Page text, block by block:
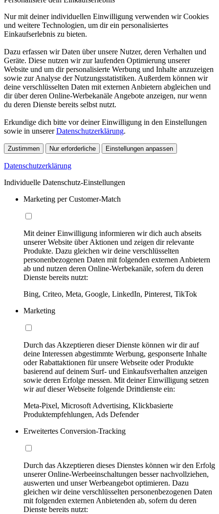
Nur mit deiner individuellen Einwilligung verwenden wir Cookies
und weitere Technologien, um dir ein personalisiertes
Einkaufserlebnis zu bieten.
Dazu erfassen wir Daten über unsere Nutzer, deren Verhalten und
Geräte. Diese nutzen wir zur laufenden Optimierung unserer
Website und um dir personalisierte Werbung und Inhalte anzuzeigen
sowie zur Analyse der Nutzungsstatistiken. Außerdem können wir
deine verschlüsselten Daten mit externen Anbietern abgleichen und
dir über deren Online-Werbekanäle Angebote anzeigen, nur wenn
du deren Dienste bereits selbst nutzt.
Erkundige dich bitte vor deiner Einwilligung in den Einstellungen
sowie in unsererDatenschutzerklärung.
Zustimmen Nur erforderliche Einstellungen anpassen
Datenschutzerklärung
Individuelle Datenschutz-Einstellungen
Marketing per Customer-Match
Mit deiner Einwilligung informieren wir dich auch abseits
unserer Website über Aktionen und zeigen dir relevante
Produkte. Dazu gleichen wir deine verschlüsselten
personenbezogenen Daten mit folgenden externen Anbietern
ab und nutzen deren Online-Werbekanäle, sofern du deren
Dienste bereits nutzt:
Bing, Criteo, Meta, Google, LinkedIn, Pinterest, TikTok
Marketing
Durch das Akzeptieren dieser Dienste können wir dir auf
deine Interessen abgestimmte Werbung, gesponserte Inhalte
oder Rabattaktionen für unsere Webseite oder Produkte
basierend auf deinem Surf- und Einkaufsverhalten anzeigen
sowie deren Erfolge messen. Mit deiner Einwilligung setzen
wir auf dieser Webseite folgende Drittdienste ein:
Meta-Pixel, Microsoft Advertising, Klickbasierte
Produktempfehlungen, Ads Defender
Erweitertes Conversion-Tracking
Durch das Akzeptieren dieses Dienstes können wir den Erfolg
unserer Online-Werbeeinschaltungen besser nachvollziehen,
auswerten und unser Werbeangebot optimieren. Dazu
gleichen wir deine verschlüsselten personenbezogenen Daten
mit folgenden externen Anbietenden ab, sofern du deren
Dienste bereits nutzt: